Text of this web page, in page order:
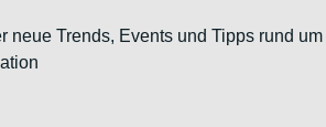
neue Trends, Events und Tipps rund um